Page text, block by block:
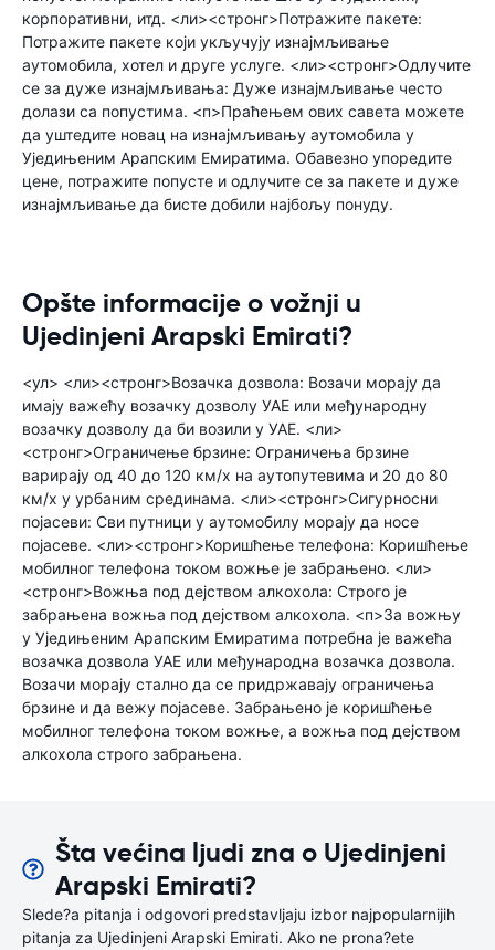
корпоративни, итд. <ли><стронг>Потражите пакете:
Потражите пакете који укључују изнајмљивање
аутомобила, хотел и друге услуге. <ли><стронг>Одлучите
се за дуже изнајмљивања: Дуже изнајмљивање често
долази са попустима. <п>Праћењем ових савета можете
да уштедите новац на изнајмљивању аутомобила у
Уједињеним Арапским Емиратима. Обавезно упоредите
цене, потражите попусте и одлучите се за пакете и дуже
изнајмљивање да бисте добили најбољу понуду.
Opšte informacije o vožnji u
Ujedinjeni Arapski Emirati?
<ул> <ли><стронг>Возачка дозвола: Возачи морају да
имају важећу возачку дозволу УАЕ или међународну
возачку дозволу да би возили у УАЕ. <ли>
<стронг>Ограничење брзине: Ограничења брзине
варирају од 40 до 120 км/х на аутопутевима и 20 до 80
км/х у урбаним срединама. <ли><стронг>Сигурносни
појасеви: Сви путници у аутомобилу морају да носе
појасеве. <ли><стронг>Коришћење телефона: Коришћење
мобилног телефона током вожње је забрањено. <ли>
<стронг>Вожња под дејством алкохола: Строго је
забрањена вожња под дејством алкохола. <п>За вожњу
у Уједињеним Арапским Емиратима потребна је важећа
возачка дозвола УАЕ или међународна возачка дозвола.
Возачи морају стално да се придржавају ограничења
брзине и да вежу појасеве. Забрањено је коришћење
мобилног телефона током вожње, а вожња под дејством
алкохола строго забрањена.
Šta većina ljudi zna o Ujedinjeni
Arapski Emirati?
Slede?a pitanja i odgovori predstavljaju izbor najpopularnijih
pitanja za Ujedinjeni Arapski Emirati. Ako ne prona?ete